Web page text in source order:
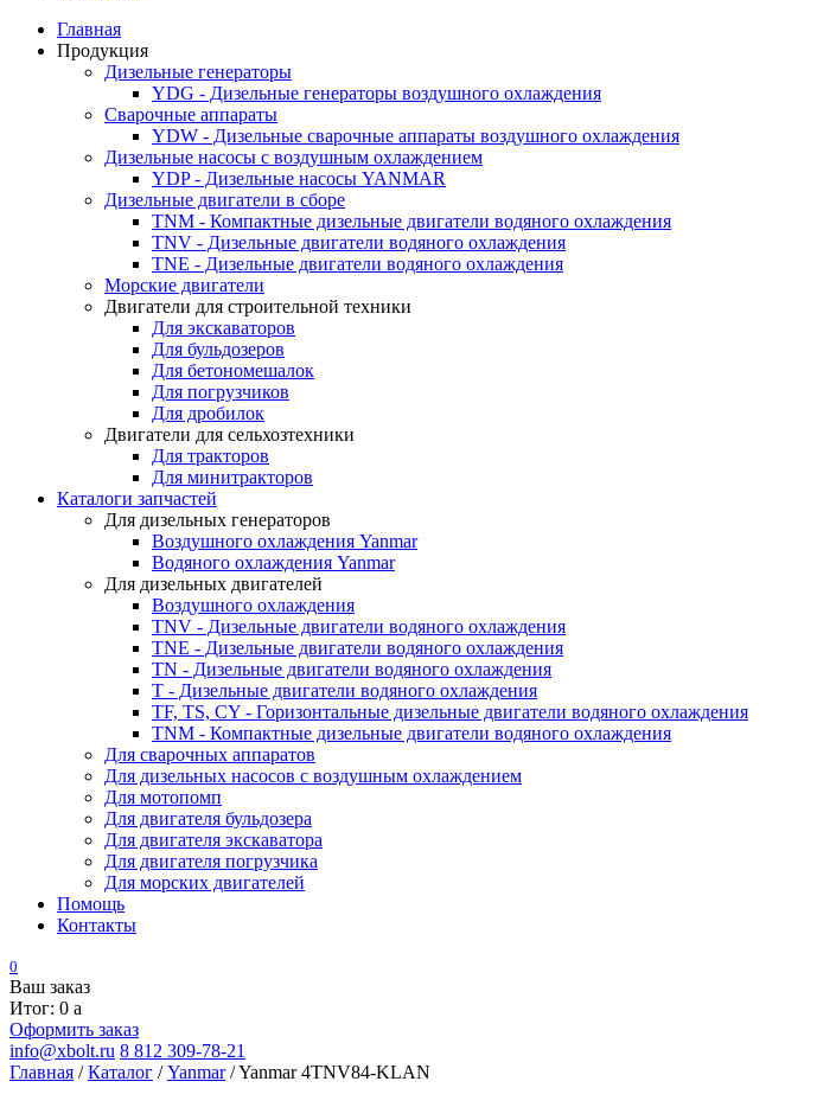
Главная
Продукция
Дизельные генераторы
YDG - Дизельные генераторы воздушного охлаждения
Cварочные аппараты
YDW - Дизельные сварочные аппараты воздушного охлаждения
Дизельные насосы с воздушным охлаждением
YDP - Дизельные насосы YANMAR
Дизельные двигатели в сборе
TNM - Компактные дизельные двигатели водяного охлаждения
TNV - Дизельные двигатели водяного охлаждения
TNE - Дизельные двигатели водяного охлаждения
Морские двигатели
Двигатели для строительной техники
Для экскаваторов
Для бульдозеров
Для бетономешалок
Для погрузчиков
Для дробилок
Двигатели для сельхозтехники
Для тракторов
Для минитракторов
Каталоги запчастей
Для дизельных генераторов
Воздушного охлаждения Yanmar
Водяного охлаждения Yanmar
Для дизельных двигателей
Воздушного охлаждения
TNV - Дизельные двигатели водяного охлаждения
TNE - Дизельные двигатели водяного охлаждения
TN - Дизельные двигатели водяного охлаждения
T - Дизельные двигатели водяного охлаждения
TF, TS, CY - Горизонтальные дизельные двигатели водяного охлаждения
TNM - Компактные дизельные двигатели водяного охлаждения
Для сварочных аппаратов
Для дизельных насосов с воздушным охлаждением
Для мотопомп
Для двигателя бульдозера
Для двигателя экскаватора
Для двигателя погрузчика
Для морских двигателей
Помощь
Контакты
0
Ваш заказ
Итог: 0 a
Оформить заказ
info@xbolt.ru 8 812 309-78-21
Главная /Каталог /Yanmar/Yanmar 4TNV84-KLAN